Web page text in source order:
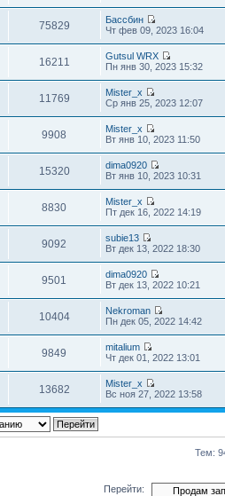
75829
Бассбин
Чт фев 09, 2023 16:04
16211
Gutsul WRX
Пн янв 30, 2023 15:32
11769
Mister_x
Ср янв 25, 2023 12:07
9908
Mister_x
Вт янв 10, 2023 11:50
15320
dima0920
Вт янв 10, 2023 10:31
8830
Mister_x
Пт дек 16, 2022 14:19
9092
subie13
Вт дек 13, 2022 18:30
9501
dima0920
Вт дек 13, 2022 10:21
10404
Nekroman
Пн дек 05, 2022 14:42
9849
mitalium
Чт дек 01, 2022 13:01
13682
Mister_x
Вс ноя 27, 2022 13:58
Тем:
Перейти: